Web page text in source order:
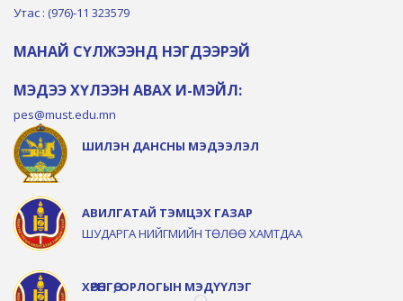
Утас : (976)-11 323579
МАНАЙ СҮЛЖЭЭНД НЭГДЭЭРЭЙ
МЭДЭЭ ХҮЛЭЭН АВАХ И-МЭЙЛ:
pes@must.edu.mn
ШИЛЭН ДАНСНЫ МЭДЭЭЛЭЛ
АВИЛГАТАЙ ТЭМЦЭХ ГАЗАР
ШУДАРГА НИЙГМИЙН ТӨЛӨӨ ХАМТДАА
ХӨРӨНГӨ, ОРЛОГЫН МЭДҮҮЛЭГ